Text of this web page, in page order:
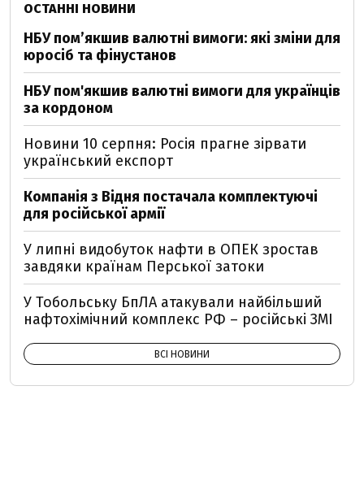
ОСТАННІ НОВИНИ
НБУ пом’якшив валютні вимоги: які зміни для
юросіб та фінустанов
НБУ пом'якшив валютні вимоги для українців
за кордоном
Новини 10 серпня: Росія прагне зірвати
український експорт
Компанія з Відня постачала комплектуючі
для російської армії
У липні видобуток нафти в ОПЕК зростав
завдяки країнам Перської затоки
У Тобольську БпЛА атакували найбільший
нафтохімічний комплекс РФ – російські ЗМІ
ВСІ НОВИНИ